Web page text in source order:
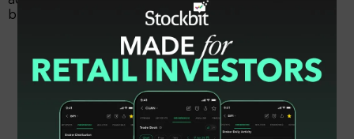
berdasarkan strategi investasi tertentu.